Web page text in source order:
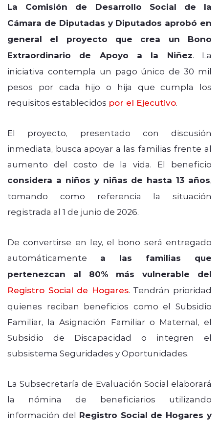
La Comisión de Desarrollo Social de la
Cámara de Diputadas y Diputados aprobó en
general el proyecto que crea un Bono
Extraordinario de Apoyo a la Niñez. La
iniciativa contempla un pago único de 30 mil
pesos por cada hijo o hija que cumpla los
requisitos establecidos por el Ejecutivo.
El proyecto, presentado con discusión
inmediata, busca apoyar a las familias frente al
aumento del costo de la vida. El beneficio
considera a niños y niñas de hasta 13 años,
tomando como referencia la situación
registrada al 1 de junio de 2026.
De convertirse en ley, el bono será entregado
automáticamente a las familias que
pertenezcan al 80% más vulnerable del
Registro Social de Hogares. Tendrán prioridad
quienes reciban beneficios como el Subsidio
Familiar, la Asignación Familiar o Maternal, el
Subsidio de Discapacidad o integren el
subsistema Seguridades y Oportunidades.
La Subsecretaría de Evaluación Social elaborará
la nómina de beneficiarios utilizando
información del Registro Social de Hogares y